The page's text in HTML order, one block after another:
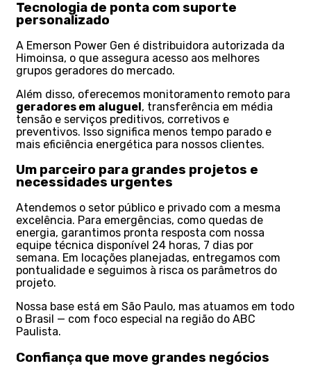
Tecnologia de ponta com suporte
personalizado
A Emerson Power Gen é distribuidora autorizada da
Himoinsa, o que assegura acesso aos melhores
grupos geradores do mercado.
Além disso, oferecemos monitoramento remoto para
geradores em aluguel, transferência em média
tensão e serviços preditivos, corretivos e
preventivos. Isso significa menos tempo parado e
mais eficiência energética para nossos clientes.
Um parceiro para grandes projetos e
necessidades urgentes
Atendemos o setor público e privado com a mesma
excelência. Para emergências, como quedas de
energia, garantimos pronta resposta com nossa
equipe técnica disponível 24 horas, 7 dias por
semana. Em locações planejadas, entregamos com
pontualidade e seguimos à risca os parâmetros do
projeto.
Nossa base está em São Paulo, mas atuamos em todo
o Brasil — com foco especial na região do ABC
Paulista.
Confiança que move grandes negócios